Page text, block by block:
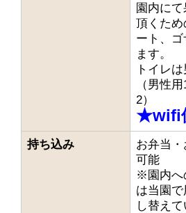
園内に
頂くた
ート、ゴ
ます。
トイレ
（男性
2）
★wifi
持ち込み
お弁当
可能
※園内へ
は当園
し替えて